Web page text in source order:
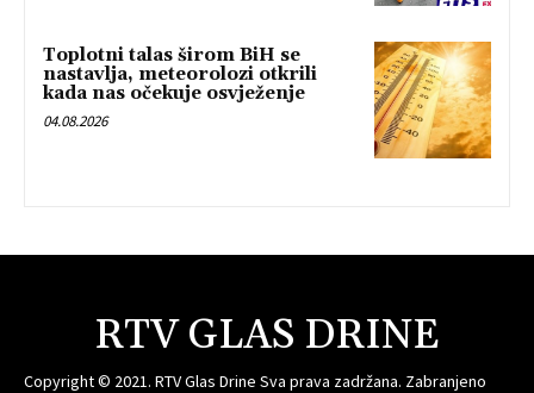
Toplotni talas širom BiH se
nastavlja, meteorolozi otkrili
kada nas očekuje osvježenje
04.08.2026
RTV GLAS DRINE
Copyright © 2021. RTV Glas Drine Sva prava zadržana. Zabranjeno